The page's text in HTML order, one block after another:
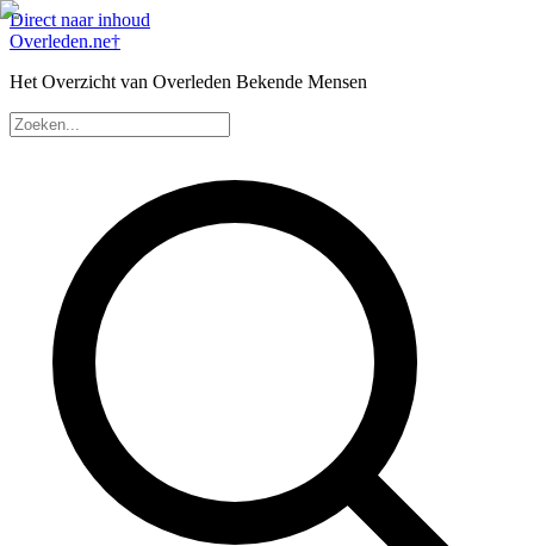
Direct naar inhoud
Overleden.ne†
Het Overzicht van Overleden Bekende Mensen